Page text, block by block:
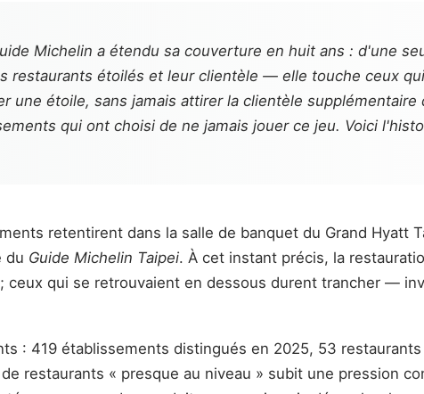
Michelin a étendu sa couverture en huit ans : d'une
restaurants étoilés et leur clientèle — elle touche ceux
une étoile, sans jamais attirer la clientèle
qui ont choisi de ne jamais jouer ce jeu. Voici
retentirent dans la salle de banquet du Grand Hyatt
du Guide Michelin Taipei. À cet instant précis, la
qui se retrouvaient en dessous durent trancher —
: 419 établissements distingués en 2025, 53
restaurants « presque au niveau » subit une pression